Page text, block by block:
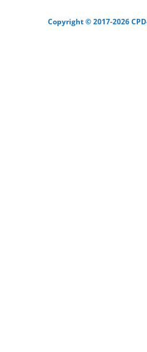
Copyright © 2017-2026